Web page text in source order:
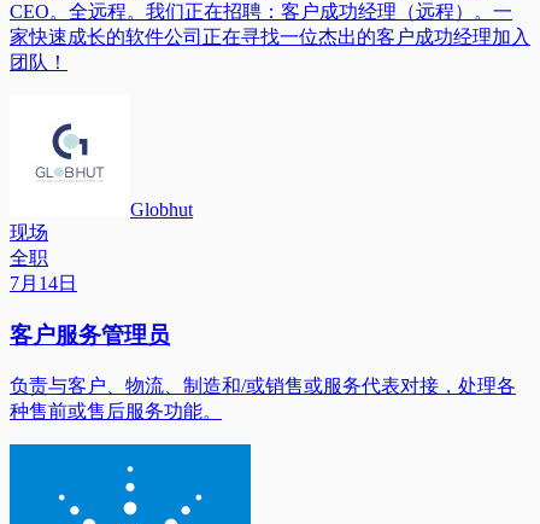
CEO。全远程。我们正在招聘：客户成功经理（远程）。一
家快速成长的软件公司正在寻找一位杰出的客户成功经理加入
团队！
Globhut
现场
全职
7月14日
客户服务管理员
负责与客户、物流、制造和/或销售或服务代表对接，处理各
种售前或售后服务功能。